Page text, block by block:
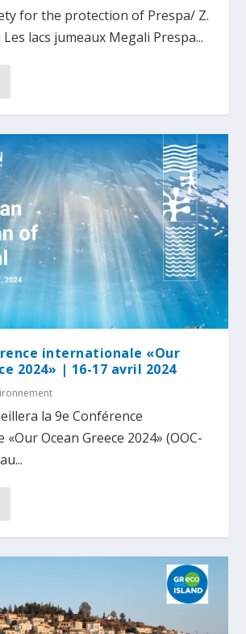
for the protection of Prespa/ Z.
lacs jumeaux Megali Prespa...
internationale «Our
2024» | 16-17 avril 2024
la 9e Conférence
Ocean Greece 2024» (OOC-